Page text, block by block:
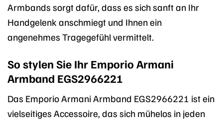
Armbands sorgt dafür, dass es sich sanft an Ihr
Handgelenk anschmiegt und Ihnen ein
angenehmes Tragegefühl vermittelt.
So stylen Sie Ihr Emporio Armani
Armband EGS2966221
Das Emporio Armani Armband EGS2966221 ist ein
vielseitiges Accessoire, das sich mühelos in jeden